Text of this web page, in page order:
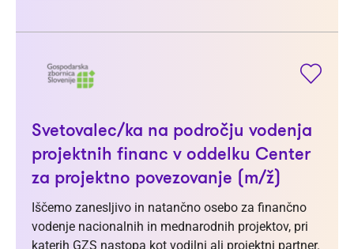
Svetovalec/ka na področju vodenja
projektnih financ v oddelku Center
za projektno povezovanje (m/ž)
Iščemo zanesljivo in natančno osebo za finančno
vodenje nacionalnih in mednarodnih projektov, pri
katerih GZS nastopa kot vodilni ali projektni partner.